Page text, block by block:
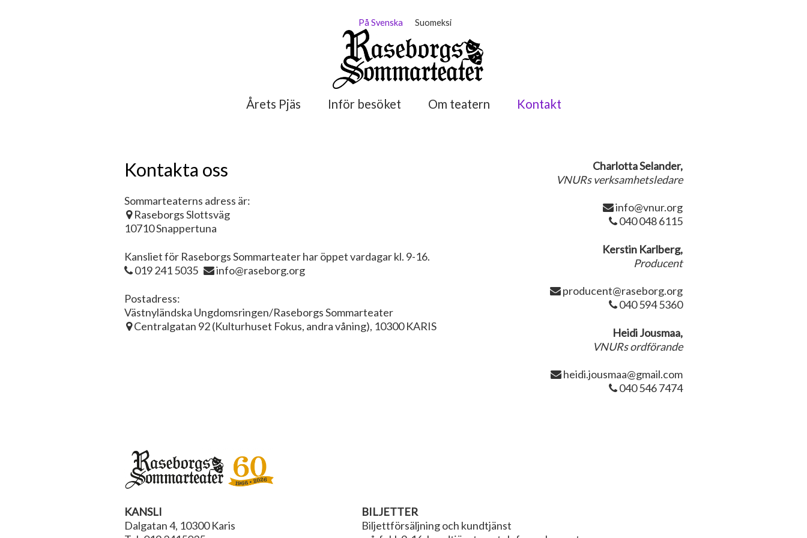
På Svenska Suomeksi
Årets Pjäs Inför besöket Om teatern Kontakt
Kontakta oss
Sommarteaterns adress är:
Raseborgs Slottsväg
10710 Snappertuna
Kansliet för Raseborgs Sommarteater har öppet vardagar kl. 9-16.
019 241 5035
info@raseborg.org
Postadress:
Västnyländska Ungdomsringen/Raseborgs Sommarteater
Centralgatan 92 (Kulturhuset Fokus, andra våning), 10300 KARIS
Charlotta Selander,
VNURs verksamhetsledare
info@vnur.org
040 048 6115
Kerstin Karlberg,
Producent
producent@raseborg.org
040 594 5360
Heidi Jousmaa,
VNURs ordförande
heidi.jousmaa@gmail.com
040 546 7474
KANSLI
Dalgatan 4, 10300 Karis
BILJETTER
Biljettförsäljning och kundtjänst